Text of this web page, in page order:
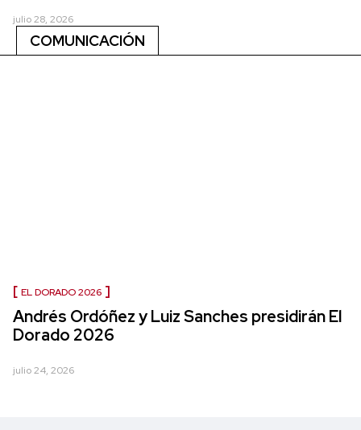
julio 28, 2026
COMUNICACIÓN
EL DORADO 2026
Andrés Ordóñez y Luiz Sanches presidirán El
Dorado 2026
julio 24, 2026